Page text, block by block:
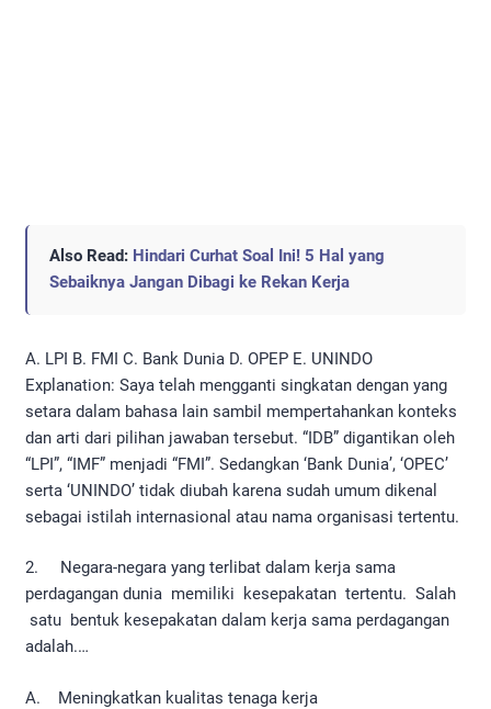
Also Read: Hindari Curhat Soal Ini! 5 Hal yang
Sebaiknya Jangan Dibagi ke Rekan Kerja
A. LPI B. FMI C. Bank Dunia D. OPEP E. UNINDO
Explanation: Saya telah mengganti singkatan dengan yang
setara dalam bahasa lain sambil mempertahankan konteks
dan arti dari pilihan jawaban tersebut. “IDB” digantikan oleh
“LPI”, “IMF” menjadi “FMI”. Sedangkan ‘Bank Dunia’, ‘OPEC’
serta ‘UNINDO’ tidak diubah karena sudah umum dikenal
sebagai istilah internasional atau nama organisasi tertentu.
2. Negara-negara yang terlibat dalam kerja sama
perdagangan dunia memiliki kesepakatan tertentu. Salah
satu bentuk kesepakatan dalam kerja sama perdagangan
adalah.…
A. Meningkatkan kualitas tenaga kerja